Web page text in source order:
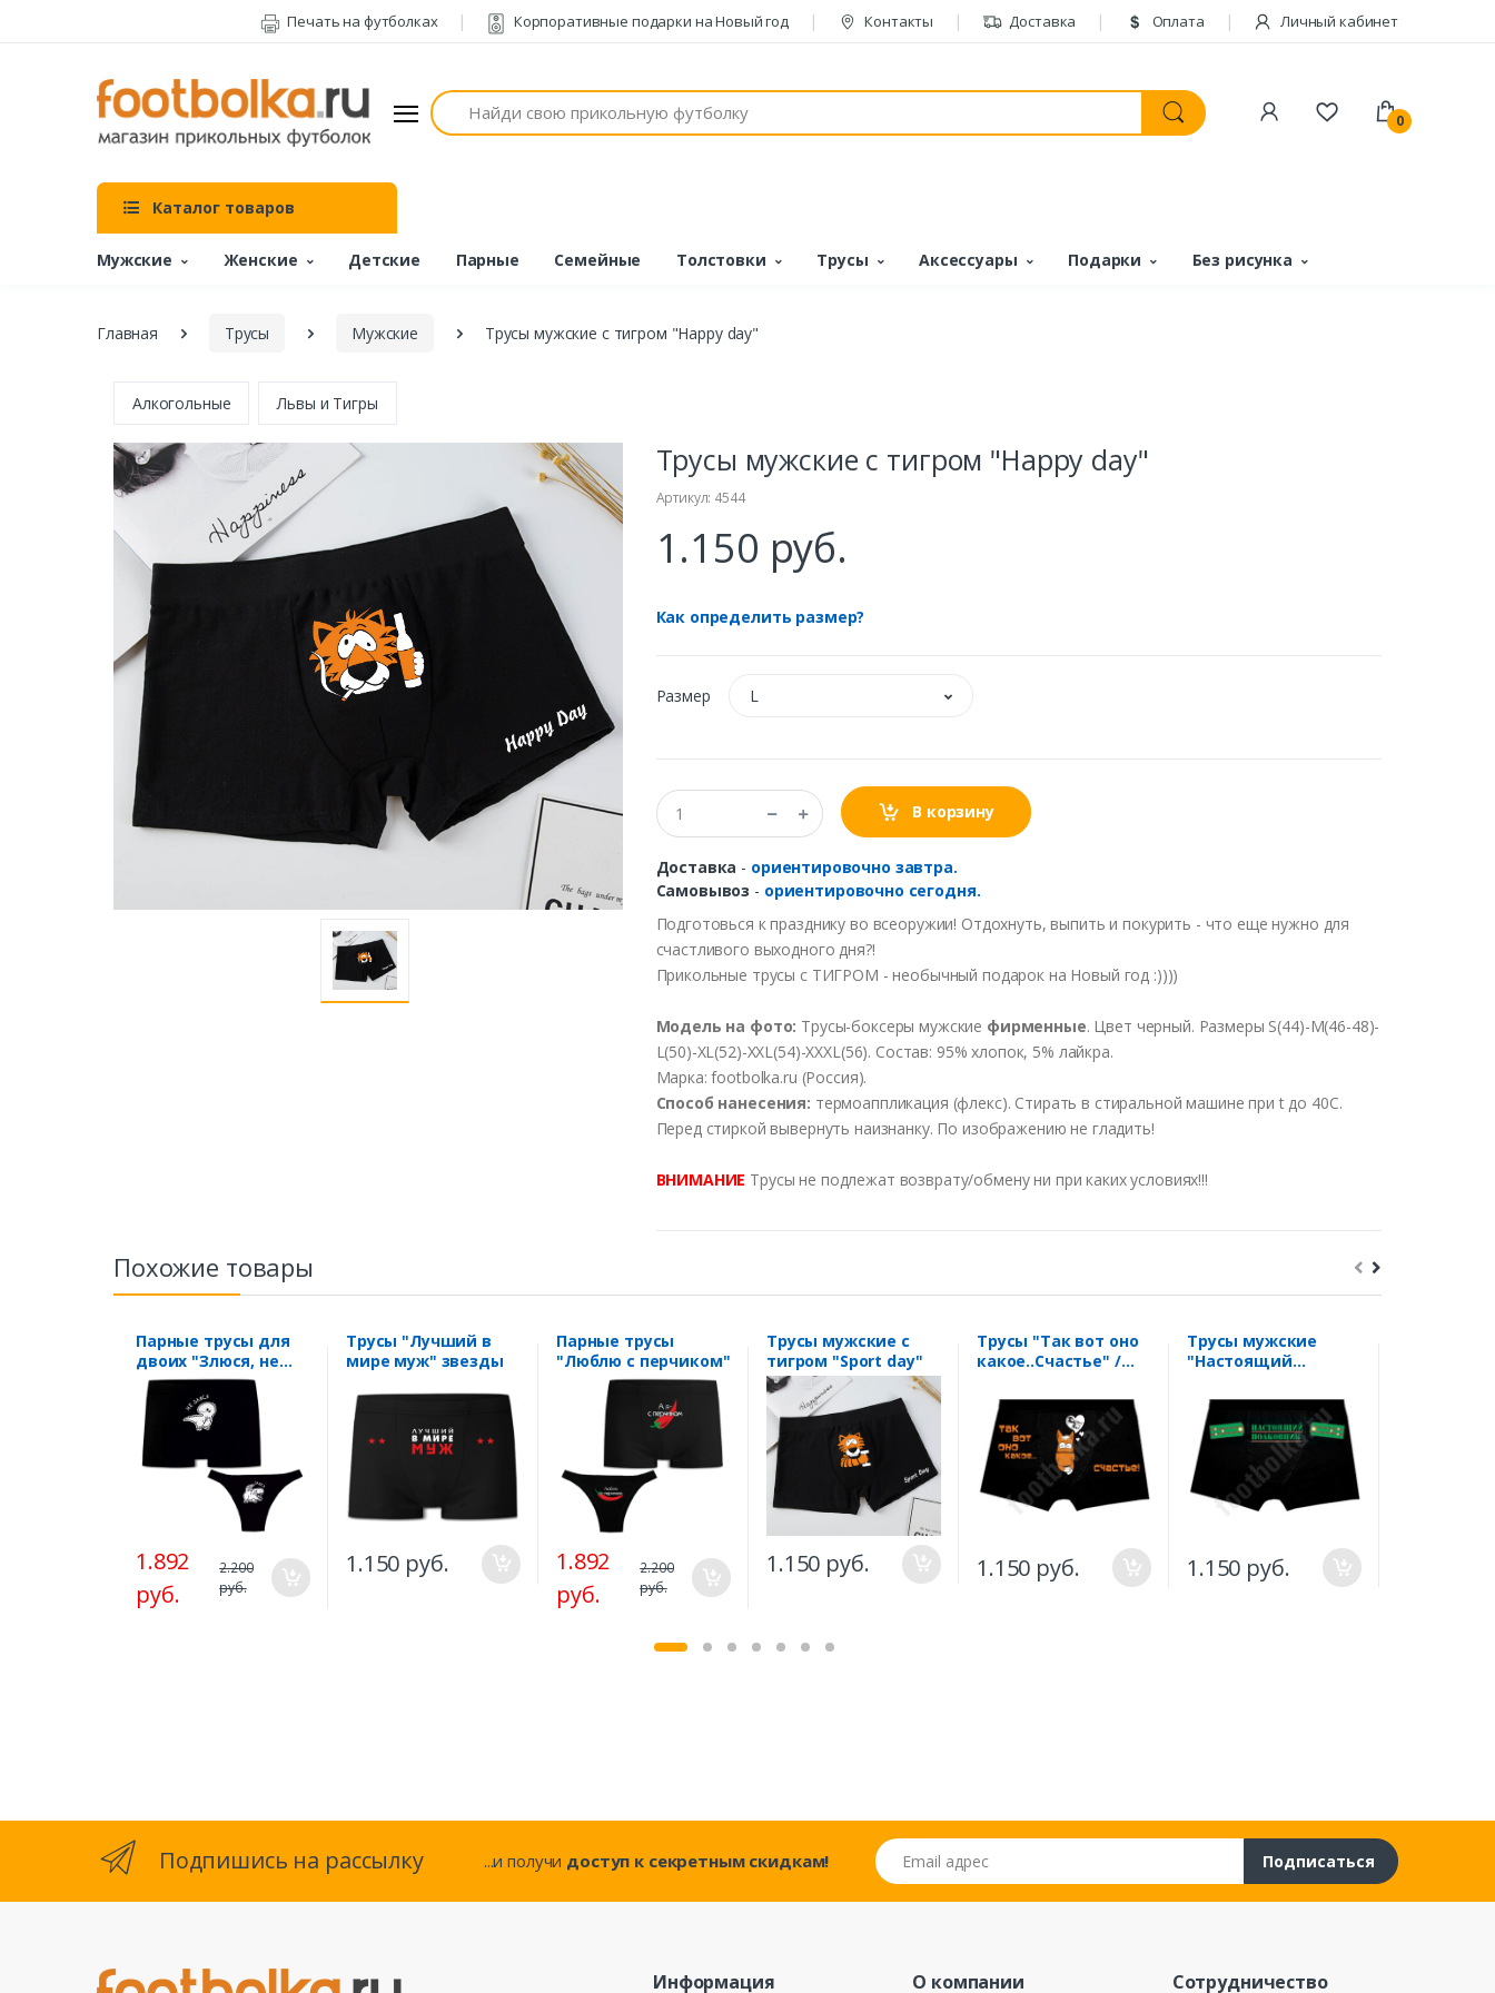
Печать на футболках Корпоративные подарки на Новый год Контакты Доставка Оплата Личный кабинет
Поиск
0
Каталог товаров
Мужские Женские Детские Парные Семейные Толстовки Трусы Аксессуары Подарки Без рисунка
Главная Трусы Мужские Трусы мужские с тигром "Happy day"
Алкогольные Львы и Тигры
Трусы мужские с тигром "Happy day"
Артикул: 4544
1.150 руб.
Как определить размер?
Размер L
В корзину
Доставка - ориентировочно завтра.
Самовывоз - ориентировочно сегодня.
Подготовься к празднику во всеоружии! Отдохнуть, выпить и покурить - что еще нужно для
счастливого выходного дня?!
Прикольные трусы с ТИГРОМ - необычный подарок на Новый год :))))
Модель на фото: Трусы-боксеры мужские фирменные. Цвет черный. Размеры S(44)-M(46-48)-
L(50)-XL(52)-XXL(54)-XXXL(56). Состав: 95% хлопок, 5% лайкра.
Марка: footbolka.ru (Россия).
Способ нанесения: термоаппликация (флекс). Стирать в стиральной машине при t до 40С.
Перед стиркой вывернуть наизнанку. По изображению не гладить!
ВНИМАНИЕ Трусы не подлежат возврату/обмену ни при каких условиях!!!
Похожие товары
Парные трусы для
двоих "Злюся, не
злися"
1.892
руб.
2.200
руб.
Трусы "Лучший в
мире муж" звезды
1.150 руб.
Парные трусы
"Люблю с перчиком"
1.892
руб.
2.200
руб.
Трусы мужские с
тигром "Sport day"
1.150 руб.
Трусы "Так вот оно
какое..Счастье" /
1.150 руб.
Трусы мужские
"Настоящий
1.150 руб.
Подпишись на рассылку ...и получи доступ к секретным скидкам!
Email адрес
Подписаться
Информация О компании Сотрудничество